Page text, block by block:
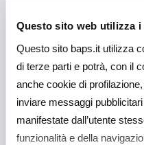
Questo sito web utilizza i
Questo sito baps.it utilizza
di terze parti e potrà, con il
anche cookie di
inviare messaggi
manifestate dall’utente
funzionalità e della
Tutti